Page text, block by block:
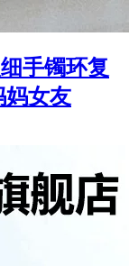
手镯环复
妈女友